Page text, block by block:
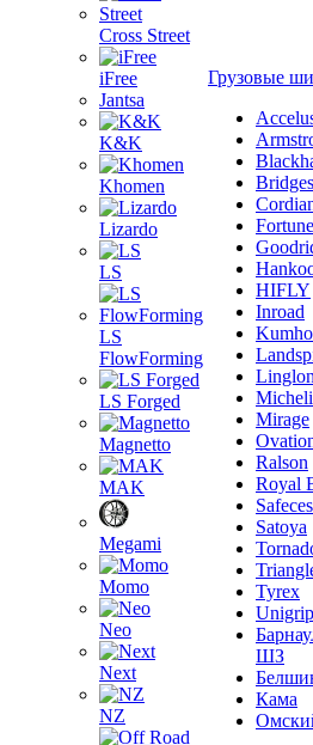
Cross Street
iFree
Jantsa
K&K
Khomen
Lizardo
LS
LS
FlowForming
LS Forged
Magnetto
MAK
Megami
Momo
Neo
Next
NZ
Грузовые
Fortune
HIFLY
Inroad
Kumho
Mirage
Ralson
Royal
Satoya
Tyrex
Unigrip
ШЗ
Кама